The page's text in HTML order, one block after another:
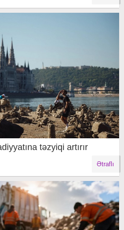
təzyiqi artırır
Ətraflı